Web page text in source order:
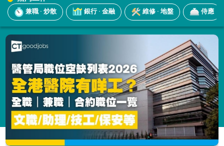
兼職 · 炒散 銀行 · 金融 維修 · 地盤 侍應